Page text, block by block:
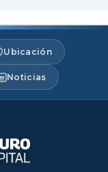
Ubicación
Noticias